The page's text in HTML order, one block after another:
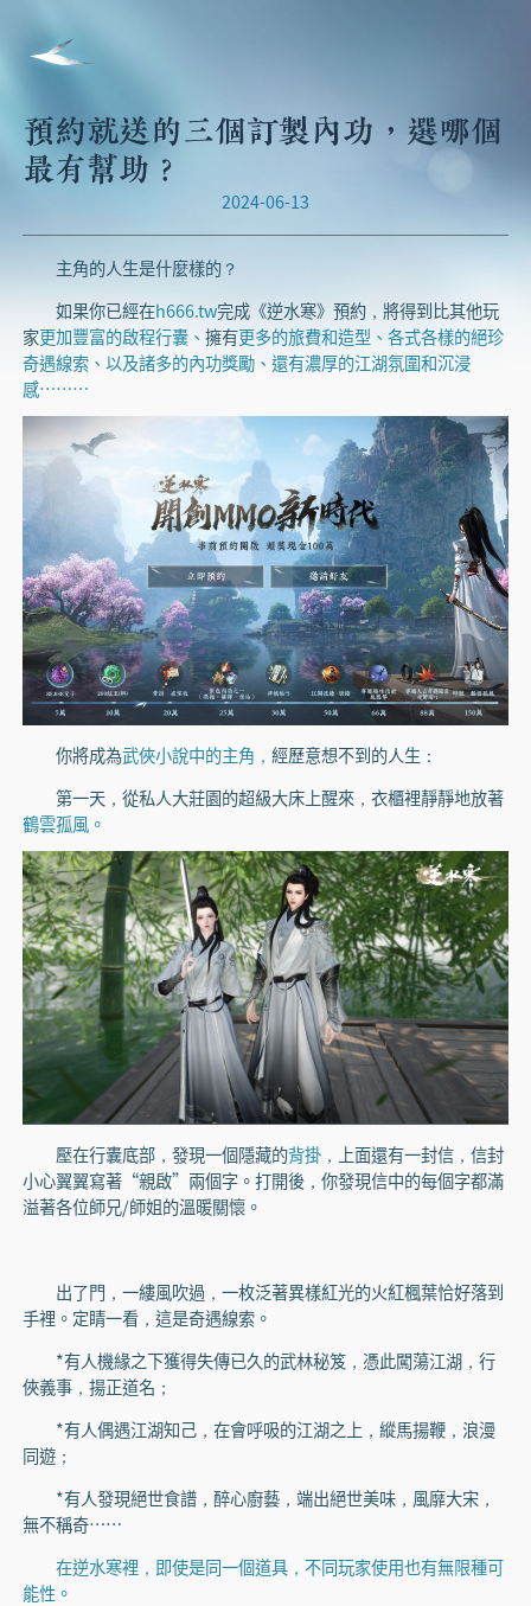
預約就送的三個訂製內功，選哪個
最有幫助？
2024-06-13
主角的人生是什麼樣的？
如果你已經在h666.tw完成《逆水寒》預約，將得到比其他玩
家更加豐富的啟程行囊、 擁有更多的旅費和造型、各式各樣的絕珍
奇遇線索、以及諸多的內功獎勵、還有濃厚的江湖氛圍和沉浸
感………
你將成為武俠小說中的主角， 經歷意想不到的人生：
第一天，從私人大莊園的超級大床上醒來，衣櫃裡靜靜地放著
鶴雲孤風。
壓在行囊底部，發現一個隱藏的背掛，上面還有一封信，信封
小心翼翼寫著“親啟”兩個字。打開後，你發現信中的每個字都滿
溢著各位師兄/師姐的溫暖關懷。
出了門，一縷風吹過，一枚泛著異樣紅光的火紅楓葉恰好落到
手裡。定睛一看，這是奇遇線索。
*有人機緣之下獲得失傳已久的武林秘笈，憑此闖蕩江湖，行
俠義事，揚正道名；
*有人偶遇江湖知己，在會呼吸的江湖之上，縱馬揚鞭，浪漫
同遊；
*有人發現絕世食譜，醉心廚藝，端出絕世美味，風靡大宋，
無不稱奇……
在逆水寒裡，即使是同一個道具，不同玩家使用也有無限種可
能性。